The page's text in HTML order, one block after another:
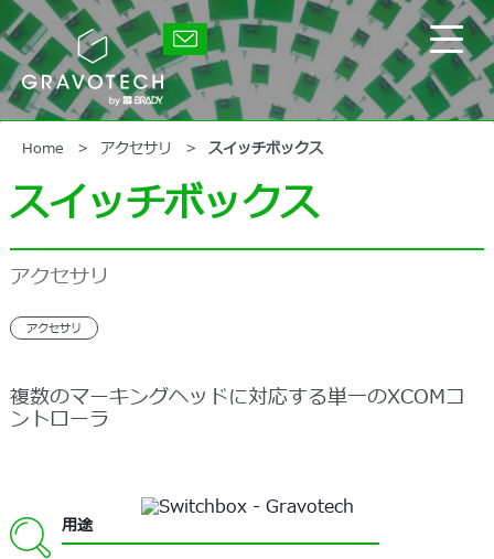
Skip
to
main
content
グ
ラ
ボ
テ
ッ
メ
イ
ン
メ
示/
Home アクセサリ スイッチボックス
スイッチボックス
アクセサリ
アクセサリ
複数のマーキングヘッドに対応する単一のXCOMコ
ントローラ
用途